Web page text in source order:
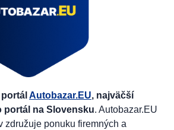
portál Autobazar.EU, najväčší
portál na Slovensku. Autobazar.EU
združuje ponuku firemných a